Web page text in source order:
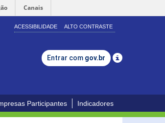
Canais
ACESSIBILIDADE ALTO CONTRASTE
Entrar com gov.br
Participantes Indicadores